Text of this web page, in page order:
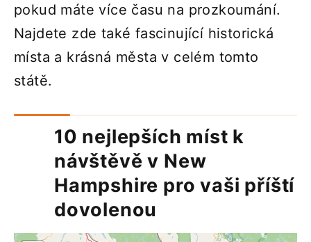
pokud máte více času na prozkoumání.
Najdete zde také fascinující historická
místa a krásná města v celém tomto
státě.
10 nejlepších míst k
návštěvě v New
Hampshire pro vaši příští
dovolenou